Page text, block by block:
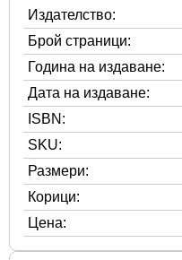
Издателство:
Брой страници:
Година на издаване:
Дата на издаване:
ISBN:
SKU:
Размери:
Корици:
Цена: